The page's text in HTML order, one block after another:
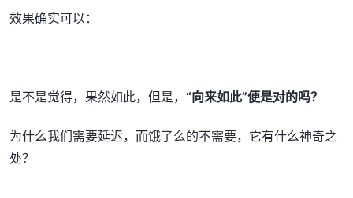
效果确实可以：
是不是觉得，果然如此，但是， “向来如此”便是对的吗？
为什么我们需要延迟，而饿了么的不需要，它有什么神奇之
处？